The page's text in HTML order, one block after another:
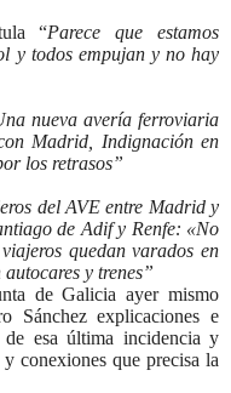
“Parece que estamos
y todos empujan y no hay
nueva avería ferroviaria
Madrid, Indignación en
los retrasos”
del AVE entre Madrid y
de Adif y Renfe: «No
quedan varados en
y trenes”
de Galicia ayer mismo
Sánchez explicaciones e
de esa última incidencia y
conexiones que precisa la